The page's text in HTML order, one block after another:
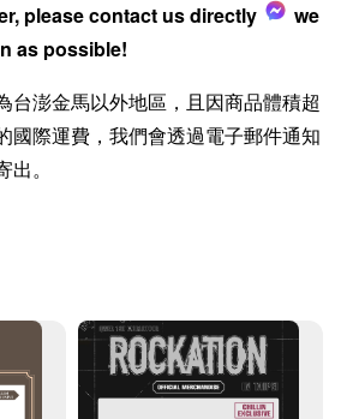
please contact us directly
we
as possible!
台澎金馬以外地區，且因商品體積超
國際運費，我們會透過電子郵件通知
。